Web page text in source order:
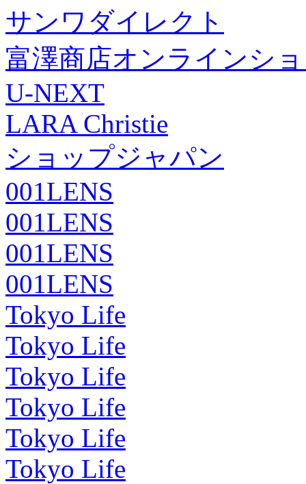
サンワダイレクト
富澤商店オンラインシ
U-NEXT
LARA Christie
ショップジャパン
001LENS
001LENS
001LENS
001LENS
Tokyo Life
Tokyo Life
Tokyo Life
Tokyo Life
Tokyo Life
Tokyo Life